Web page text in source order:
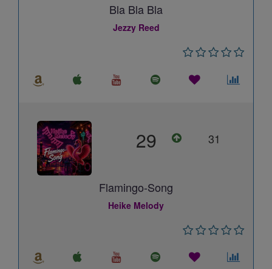
Bla Bla Bla
Jezzy Reed
29 31
Flamingo-Song
Heike Melody